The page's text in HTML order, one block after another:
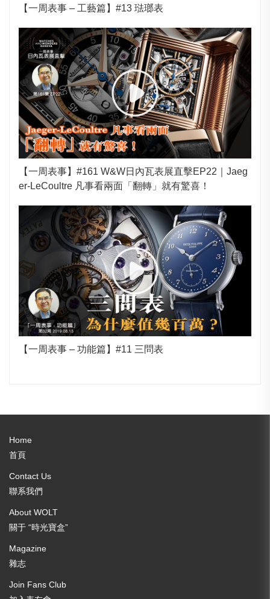
【一周表事 – 工藝篇】#13 琺瑯表
【一周表事】#161 W&W日內瓦表展直擊EP22｜Jaeg
er-LeCoultre 凡事看兩面「翻轉」就有驚喜！
【一周表事 – 功能篇】#11 三問表
Home
首頁
Contact Us
聯系我們
About WOLT
關于 “時光寶盒”
Magazine
雜志
Join Fans Club